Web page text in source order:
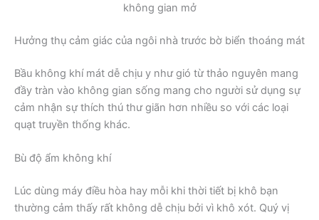
không gian mở
Hưởng thụ cảm giác của ngôi nhà trước bờ biển thoáng mát
Bầu không khí mát dễ chịu y như gió từ thảo nguyên mang
đầy tràn vào không gian sống mang cho người sử dụng sự
cảm nhận sự thích thú thư giãn hơn nhiều so với các loại
quạt truyền thống khác.
Bù độ ẩm không khí
Lúc dùng máy điều hòa hay mỗi khi thời tiết bị khô bạn
thường cảm thấy rất không dễ chịu bởi vì khô xót. Quý vị